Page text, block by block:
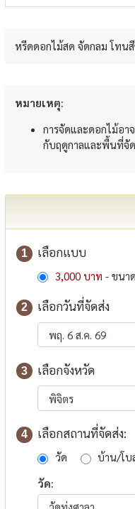
หรีดดอกไม้สด จัดกลม โทน
หมายเหตุ:
การจัดและดอกไม้อา
กับฤดูกาลและพื้นที่จั
1 เลือกแบบ
3,000 บาท - ขนา
2 เลือกวันที่จัดส่ง
3 เลือกจังหวัด
4 เลือกสถานที่จัดส่ง:
วัด
บ้าน/โ
วัด: